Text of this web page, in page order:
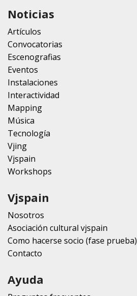
Noticias
Artículos
Convocatorias
Escenografias
Eventos
Instalaciones
Interactividad
Mapping
Música
Tecnología
Vjing
Vjspain
Workshops
Vjspain
Nosotros
Asociación cultural vjspain
Como hacerse socio (fase prueba)
Contacto
Ayuda